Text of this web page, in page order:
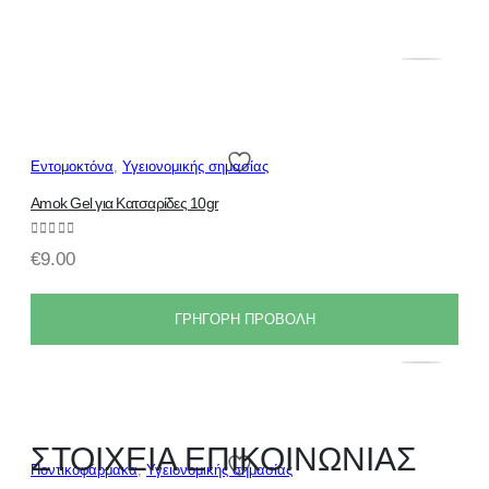
ΓΡΗΓΟΡΗ ΠΡΟΒΟΛΗ
Εντομοκτόνα Υγειονομικής σημασίας
Amok Gel για Κατσαρίδες 10gr
€9.00
Ποντικοφάρμακα,Υγειονομικής σημασίας
ΣΤΟΙΧΕΙΑ ΕΠΙΚΟΙΝΩΝΙΑΣ